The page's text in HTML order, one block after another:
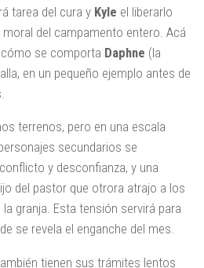
tarea del cura y Kyle el liberarlo
del campamento entero. Acá
se comporta Daphne (la
en un pequeño ejemplo antes de
terrenos, pero en una escala
secundarios se
y desconfianza, y una
del pastor que otrora atrajo a los
granja. Esta tensión servirá para
se revela el enganche del mes.
tienen sus trámites lentos